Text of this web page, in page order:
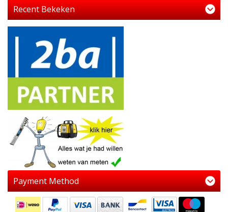
Recent Bekeken
Payment Method